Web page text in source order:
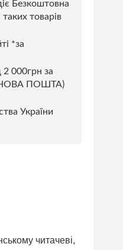
Безкоштовна
товарів
*за
000грн за
НОВА ПОШТА)
України
читачеві,